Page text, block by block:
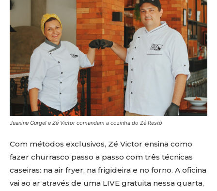
Jeanine Gurgel e Zé Victor comandam a cozinha do Zé Restô
Com métodos exclusivos, Zé Victor ensina como
fazer churrasco passo a passo com três técnicas
caseiras: na air fryer, na frigideira e no forno. A oficina
vai ao ar através de uma LIVE gratuita nessa quarta,